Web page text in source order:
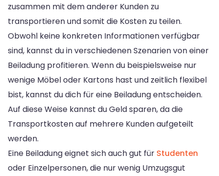
zusammen mit dem anderer Kunden zu
transportieren und somit die Kosten zu teilen.
Obwohl keine konkreten Informationen verfügbar
sind, kannst du in verschiedenen Szenarien von einer
Beiladung profitieren. Wenn du beispielsweise nur
wenige Möbel oder Kartons hast und zeitlich flexibel
bist, kannst du dich für eine Beiladung entscheiden.
Auf diese Weise kannst du Geld sparen, da die
Transportkosten auf mehrere Kunden aufgeteilt
werden.
Eine Beiladung eignet sich auch gut für Studenten
oder Einzelpersonen, die nur wenig Umzugsgut